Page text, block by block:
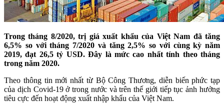
Trong tháng 8/2020, trị giá xuất khẩu của Việt Nam đã tăng
6,5% so với tháng 7/2020 và tăng 2,5% so với cùng kỳ năm
2019, đạt 26,5 tỷ USD. Đây là mức cao nhất tính theo tháng
trong năm 2020.
Theo thông tin mới nhất từ Bộ Công Thương, diễn biến phức tạp
của dịch Covid-19 ở trong nước và trên thế giới tiếp tục ảnh hưởng
tiêu cực đến hoạt động xuất nhập khẩu của Việt Nam.